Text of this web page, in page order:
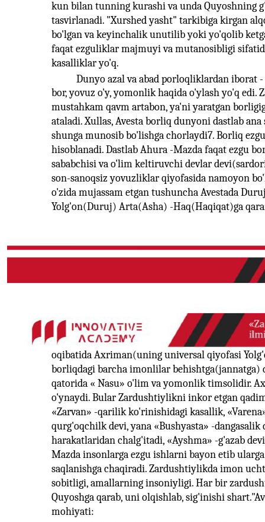
kun bilan tunning kurashi va unda Quyoshning
tasvirlanadi. "Xurshed yasht" tarkibiga kirgan
bo'lgan va keyinchalik unutilib yoki yo'qolib
faqat ezguliklar majmuyi va mutanosibligi
kasalliklar yo'q.
Dunyo azal va abad porloqliklardan iborat
bor, yovuz o'y, yomonlik haqida o'ylash yo'q
mustahkam qavm artabon, ya'ni yaratgan
ataladi. Xullas, Avesta borliq dunyoni dastlab
shunga munosib bo'lishga chorlaydi7. Borliq
hisoblanadi. Dastlab Ahura -Mazda faqat ezgu
sababchisi va o'lim keltiruvchi devlar
son-sanoqsiz yovuzliklar qiyofasida namoyon
o'zida mujassam etgan tushuncha Avestada
Yolg'on(Duruj) Arta(Asha) -Haq(Haqiqat)ga
oqibatida Axriman(uning universal qiyofasi
borliqdagi barcha imonlilar
qatorida « Nasu» o'lim va yomonlik timsolidir.
o'ynaydi. Bular Zardushtiylikni inkor etgan
«Zarvan» -qarilik ko'rinishidagi kasallik,
qurg'oqchilk devi, yana «Bushyasta» -
harakatlaridan chalg'itadi, «Ayshma» -g'azab
Mazda insonlarga ezgu ishlarni bayon etib
saqlanishga chaqiradi. Zardushtiylikda imon
sobitligi, amallarning insoniyligi. Har bir
Quyoshga qarab, uni olqishlab, sig'inishi
mohiyati: